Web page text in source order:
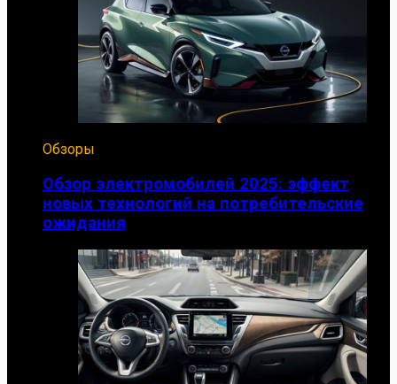
Обзоры
Обзор электромобилей 2025: эффект
новых технологий на потребительские
ожидания